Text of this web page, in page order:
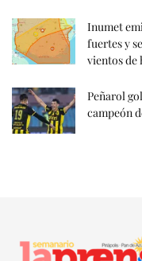
Inumet
fuertes y
vientos de
Peñarol
campeón